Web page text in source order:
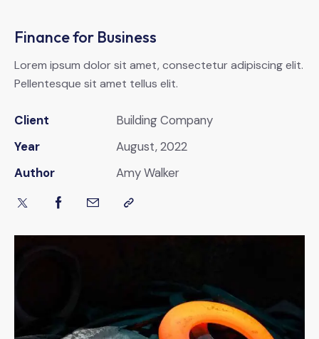
Finance for Business
Lorem ipsum dolor sit amet, consectetur adipiscing elit.
Pellentesque sit amet tellus elit.
Client
Building Company
Year
August, 2022
Author
Amy Walker